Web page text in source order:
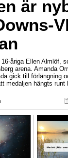
är
åriga Ellen Almlöf,
arena. Amanda
gick till förlängning
medaljen hängts runt